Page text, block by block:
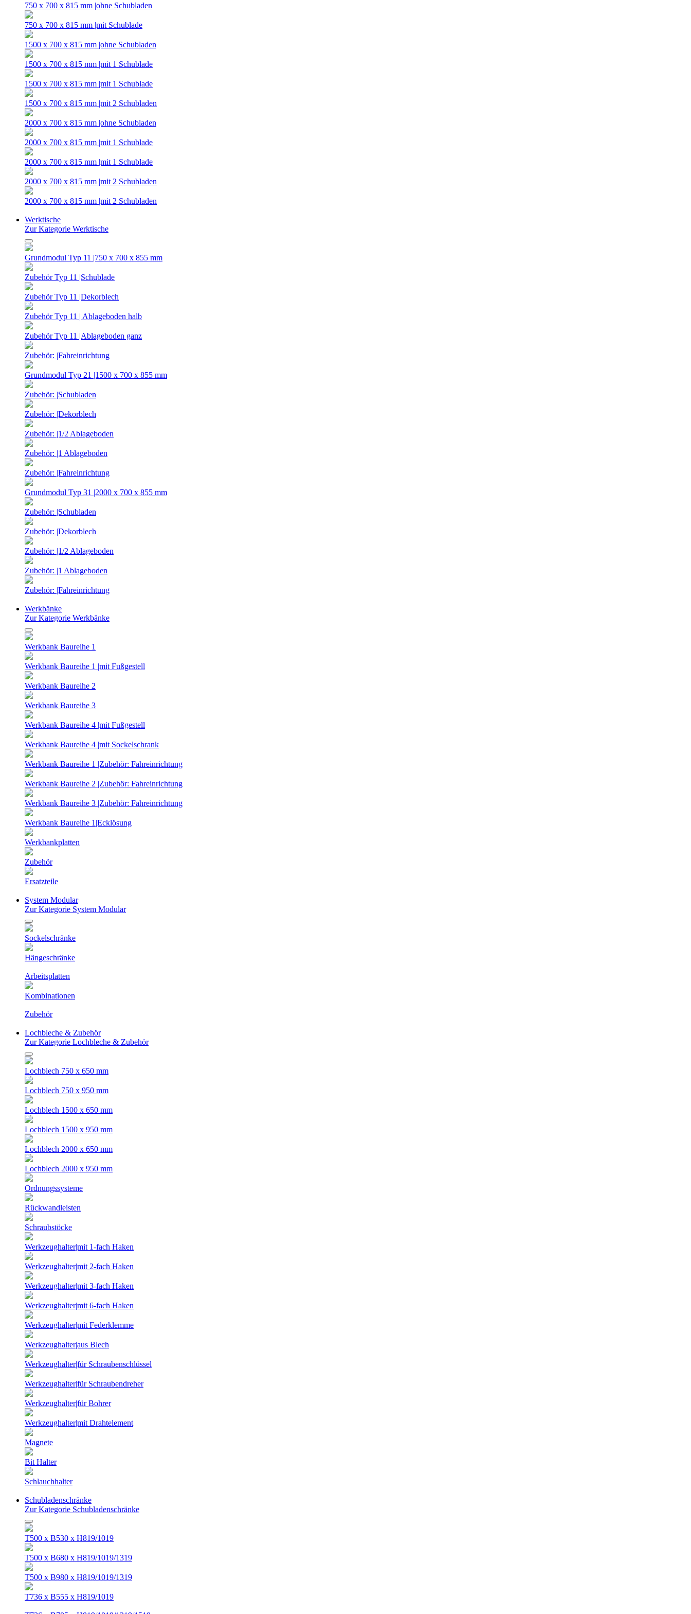
750 x 700 x 815 mm |ohne Schubladen
750 x 700 x 815 mm |mit Schublade
1500 x 700 x 815 mm |ohne Schubladen
1500 x 700 x 815 mm |mit 1 Schublade
1500 x 700 x 815 mm |mit 1 Schublade
1500 x 700 x 815 mm |mit 2 Schubladen
2000 x 700 x 815 mm |ohne Schubladen
2000 x 700 x 815 mm |mit 1 Schublade
2000 x 700 x 815 mm |mit 1 Schublade
2000 x 700 x 815 mm |mit 2 Schubladen
2000 x 700 x 815 mm |mit 2 Schubladen
Werktische
Zur Kategorie Werktische
Grundmodul Typ 11 |750 x 700 x 855 mm
Zubehör Typ 11 |Schublade
Zubehör Typ 11 |Dekorblech
Zubehör Typ 11 | Ablageboden halb
Zubehör Typ 11 |Ablageboden ganz
Zubehör: |Fahreinrichtung
Grundmodul Typ 21 |1500 x 700 x 855 mm
Zubehör: |Schubladen
Zubehör: |Dekorblech
Zubehör: |1/2 Ablageboden
Zubehör: |1 Ablageboden
Zubehör: |Fahreinrichtung
Grundmodul Typ 31 |2000 x 700 x 855 mm
Zubehör: |Schubladen
Zubehör: |Dekorblech
Zubehör: |1/2 Ablageboden
Zubehör: |1 Ablageboden
Zubehör: |Fahreinrichtung
Werkbänke
Zur Kategorie Werkbänke
Werkbank Baureihe 1
Werkbank Baureihe 1 |mit Fußgestell
Werkbank Baureihe 2
Werkbank Baureihe 3
Werkbank Baureihe 4 |mit Fußgestell
Werkbank Baureihe 4 |mit Sockelschrank
Werkbank Baureihe 1 |Zubehör: Fahreinrichtung
Werkbank Baureihe 2 |Zubehör: Fahreinrichtung
Werkbank Baureihe 3 |Zubehör: Fahreinrichtung
Werkbank Baureihe 1|Ecklösung
Werkbankplatten
Zubehör
Ersatzteile
System Modular
Zur Kategorie System Modular
Sockelschränke
Hängeschränke
Arbeitsplatten
Kombinationen
Zubehör
Lochbleche & Zubehör
Zur Kategorie Lochbleche & Zubehör
Lochblech 750 x 650 mm
Lochblech 750 x 950 mm
Lochblech 1500 x 650 mm
Lochblech 1500 x 950 mm
Lochblech 2000 x 650 mm
Lochblech 2000 x 950 mm
Ordnungssysteme
Rückwandleisten
Schraubstöcke
Werkzeughalter|mit 1-fach Haken
Werkzeughalter|mit 2-fach Haken
Werkzeughalter|mit 3-fach Haken
Werkzeughalter|mit 6-fach Haken
Werkzeughalter|mit Federklemme
Werkzeughalter|aus Blech
Werkzeughalter|für Schraubenschlüssel
Werkzeughalter|für Schraubendreher
Werkzeughalter|für Bohrer
Werkzeughalter|mit Drahtelement
Magnete
Bit Halter
Schlauchhalter
Schubladenschränke
Zur Kategorie Schubladenschränke
T500 x B530 x H819/1019
T500 x B680 x H819/1019/1319
T500 x B980 x H819/1019/1319
T736 x B555 x H819/1019